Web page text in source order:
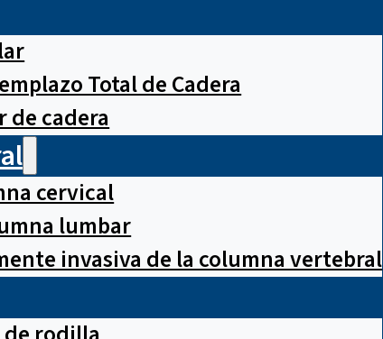
Total de Cadera
de cadera
cervical
lumbar
invasiva de la columna vertebral